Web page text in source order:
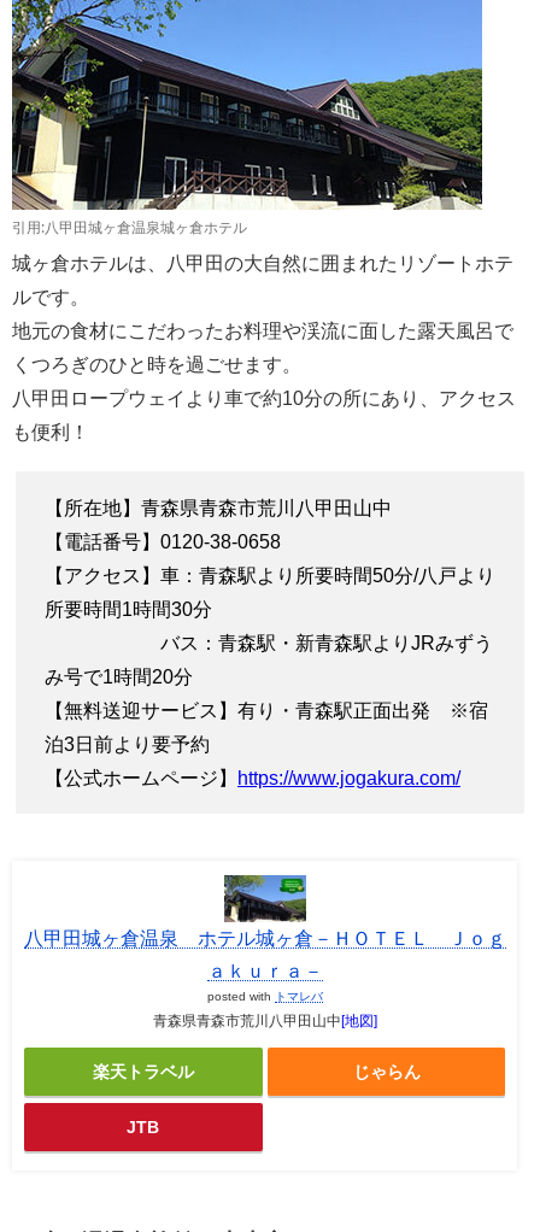
引用:八甲田城ヶ倉温泉城ヶ倉ホテル
城ヶ倉ホテルは、八甲田の大自然に囲まれたリゾートホテ
ルです。
地元の食材にこだわったお料理や渓流に面した露天風呂で
くつろぎのひと時を過ごせます。
八甲田ロープウェイより車で約10分の所にあり、アクセス
も便利！
【所在地】青森県青森市荒川八甲田山中
【電話番号】0120‐38‐0658
【アクセス】車：青森駅より所要時間50分/八戸より
所要時間1時間30分
バス：青森駅・新青森駅よりJRみずう
み号で1時間20分
【無料送迎サービス】有り・青森駅正面出発 ※宿
泊3日前より要予約
【公式ホームページ】
https://www.jogakura.com/
八甲田城ヶ倉温泉 ホテル城ヶ倉－ＨＯＴＥＬ Ｊｏｇ
ａｋｕｒａ－
posted with トマレバ
青森県青森市荒川八甲田山中[地図]
楽天トラベル じゃらん
JTB